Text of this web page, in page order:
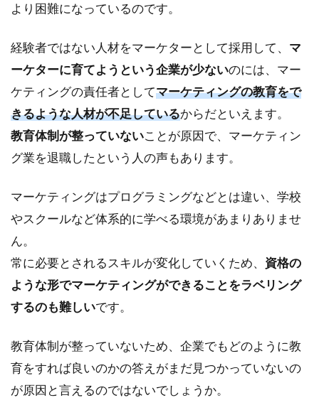
は就
さな
い
2
Web
マー
ケタ
ーの
難な
理由
業務
内容
が高
度化
し、
るも
のの
レベ
ルが
より困難になっているのです。
経験者ではない人材をマーケターとして採用して、 マ
ーケターに育てようという企業が少ないのには、マー
ケティングの責任者としてマーケティングの教育をで
きるような人材が不足しているからだといえます。
教育体制が整っていないことが原因で、マーケティン
グ業を退職したという人の声もあります。
マーケティングはプログラミングなどとは違い、学校
やスクールなど体系的に学べる環境があまりありませ
ん。
常に必要とされるスキルが変化していくため、 資格の
ような形でマーケティングができることをラベリング
するのも難しいです。
教育体制が整っていないため、企業でもどのように教
育をすれば良いのかの答えがまだ見つかっていないの
が原因と言えるのではないでしょうか。